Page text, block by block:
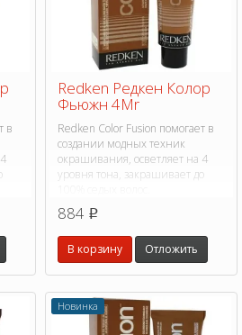
в
Redken Редкен Колор
Фьюжн 4Mr
Redken Color Fusion помогает в
создании модных техник
окрашивания, осветляет на 4
уровня тона, закрашивает до
884 p
В корзину Отложить
Новинка